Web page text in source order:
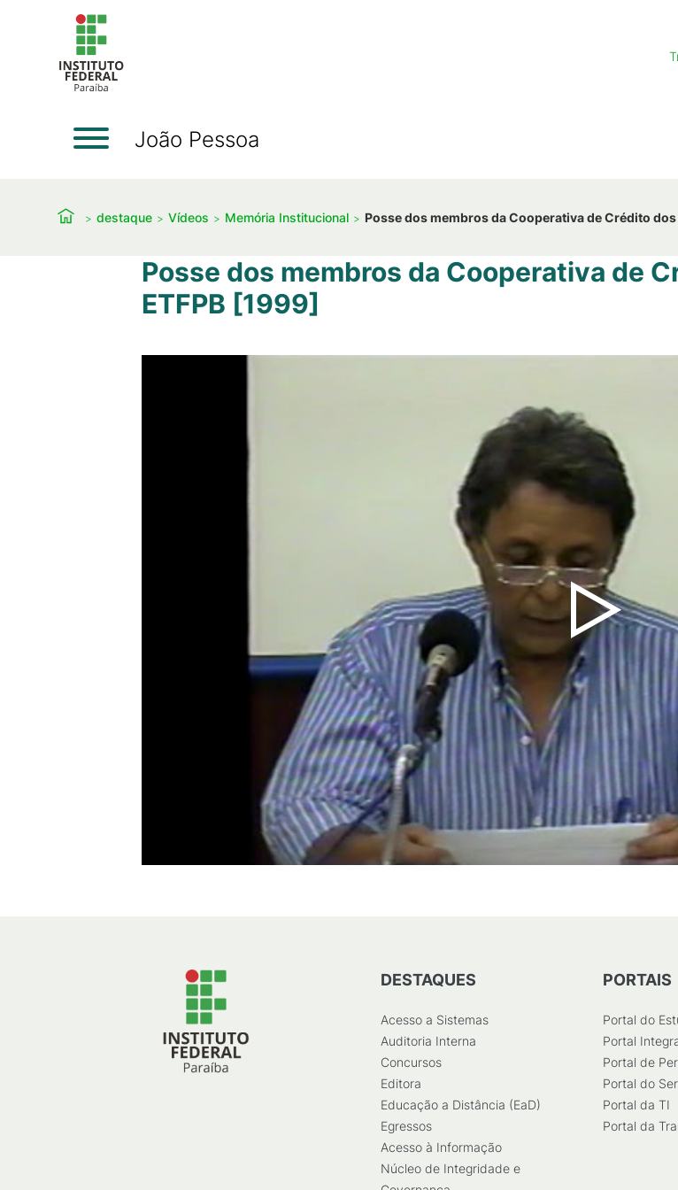
João Pessoa
destaque Vídeos Memória Institucional Posse dos membros da Cooperativa de Crédito
Posse dos membros da Cooperativa de
ETFPB [1999]
DESTAQUES
Acesso a Sistemas
Auditoria Interna
Concursos
Editora
Educação a Distância (EaD)
Egressos
Acesso à Informação
Núcleo de Integridade e
PORTAIS
Portal do
Portal
Portal de
Portal do
Portal da TI
Portal da